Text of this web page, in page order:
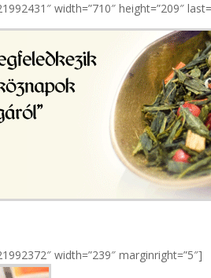
width=”710″ height=”209″
width=”239″ marginright=”5″]